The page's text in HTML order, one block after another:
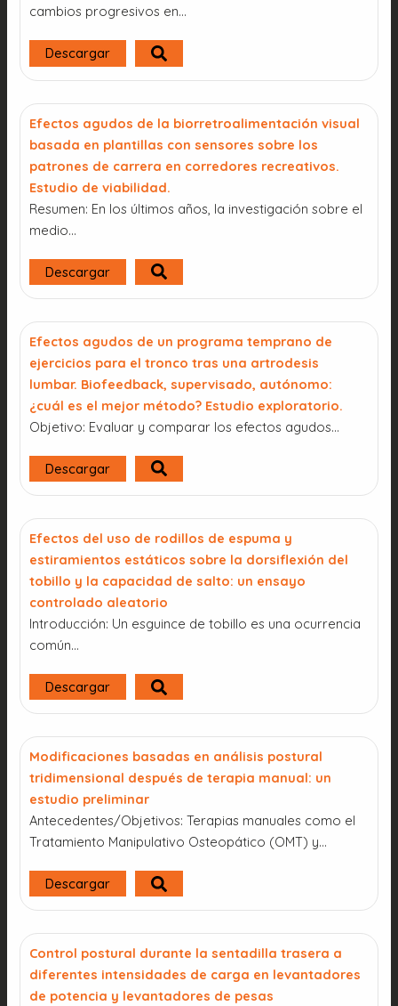
cambios progresivos en…
Descargar
Efectos agudos de la biorretroalimentación visual
basada en plantillas con sensores sobre los
patrones de carrera en corredores recreativos.
Estudio de viabilidad.
Resumen: En los últimos años, la investigación sobre el
medio…
Descargar
Efectos agudos de un programa temprano de
ejercicios para el tronco tras una artrodesis
lumbar. Biofeedback, supervisado, autónomo:
¿cuál es el mejor método? Estudio exploratorio.
Objetivo: Evaluar y comparar los efectos agudos…
Descargar
Efectos del uso de rodillos de espuma y
estiramientos estáticos sobre la dorsiflexión del
tobillo y la capacidad de salto: un ensayo
controlado aleatorio
Introducción: Un esguince de tobillo es una ocurrencia
común…
Descargar
Modificaciones basadas en análisis postural
tridimensional después de terapia manual: un
estudio preliminar
Antecedentes/Objetivos: Terapias manuales como el
Tratamiento Manipulativo Osteopático (OMT) y…
Descargar
Control postural durante la sentadilla trasera a
diferentes intensidades de carga en levantadores
de potencia y levantadores de pesas